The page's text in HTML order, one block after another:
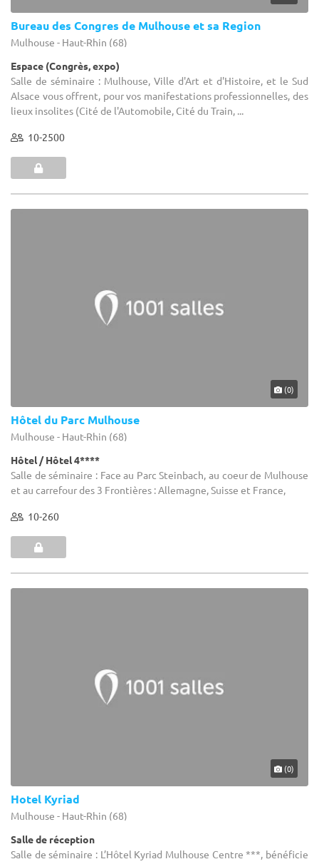
Bureau des Congres de Mulhouse et sa Region
Mulhouse - Haut-Rhin (68)
Espace (Congrès, expo)
Salle de séminaire : Mulhouse, Ville d'Art et d'Histoire, et le Sud
Alsace vous offrent, pour vos manifestations professionnelles, des
lieux insolites (Cité de l'Automobile, Cité du Train, ...
10-2500
(0)
Hôtel du Parc Mulhouse
Mulhouse - Haut-Rhin (68)
Hôtel / Hôtel 4****
Salle de séminaire : Face au Parc Steinbach, au coeur de Mulhouse
et au carrefour des 3 Frontières : Allemagne, Suisse et France,
10-260
(0)
Hotel Kyriad
Mulhouse - Haut-Rhin (68)
Salle de réception
Salle de séminaire : L’Hôtel Kyriad Mulhouse Centre ***, bénéficie